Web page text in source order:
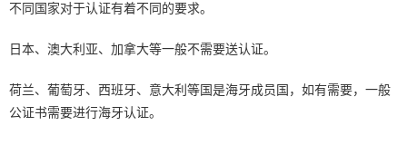
不同国家对于认证有着不同的要求。
日本、澳大利亚、加拿大等一般不需要送认证。
荷兰、葡萄牙、西班牙、意大利等国是海牙成员国，如有需要，一般
公证书需要进行海牙认证。